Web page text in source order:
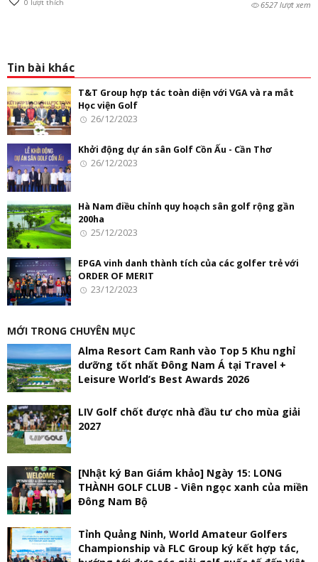
0 lượt thích 6527 lượt xem
Tin bài khác
T&T Group hợp tác toàn diện với VGA và ra mắt
Học viện Golf
26/12/2023
Khởi động dự án sân Golf Cồn Ấu - Cần Thơ
26/12/2023
Hà Nam điều chỉnh quy hoạch sân golf rộng gần
200ha
25/12/2023
EPGA vinh danh thành tích của các golfer trẻ với
ORDER OF MERIT
23/12/2023
MỚI TRONG CHUYÊN MỤC
Alma Resort Cam Ranh vào Top 5 Khu nghỉ
dưỡng tốt nhất Đông Nam Á tại Travel +
Leisure World’s Best Awards 2026
LIV Golf chốt được nhà đầu tư cho mùa giải
2027
[Nhật ký Ban Giám khảo] Ngày 15: LONG
THÀNH GOLF CLUB - Viên ngọc xanh của miền
Đông Nam Bộ
Tỉnh Quảng Ninh, World Amateur Golfers
Championship và FLC Group ký kết hợp tác,